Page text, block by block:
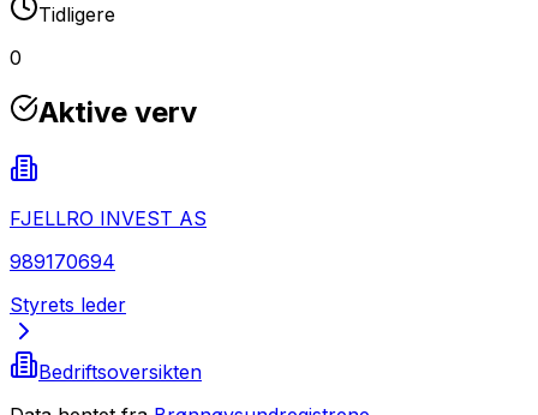
Tidligere
0
Aktive verv
FJELLRO INVEST AS
989170694
Styrets leder
Bedriftsoversikten